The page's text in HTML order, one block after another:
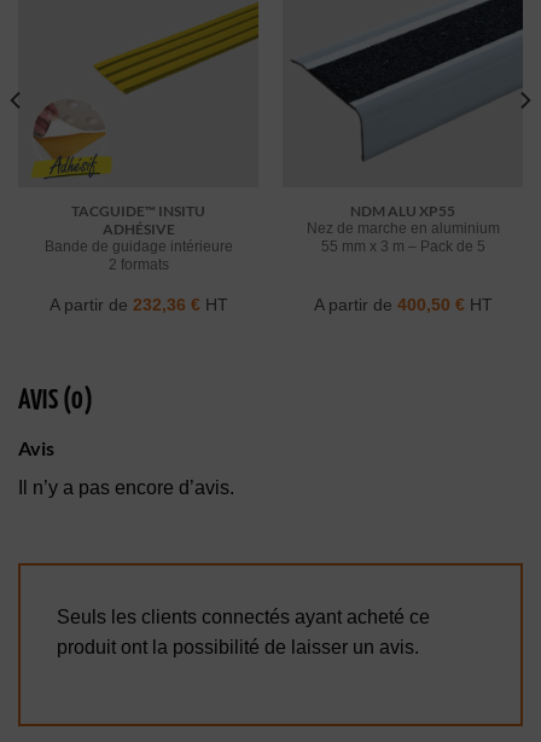
TACGUIDE™ INSITU
ADHÉSIVE
Bande de guidage intérieure
2 formats
A partir de 232,36 €HT
NDM ALU XP55
Nez de marche en aluminium
55 mm x 3 m – Pack de 5
A partir de 400,50 €HT
AVIS (0)
Avis
Il n’y a pas encore d’avis.
Seuls les clients connectés ayant acheté ce
produit ont la possibilité de laisser un avis.